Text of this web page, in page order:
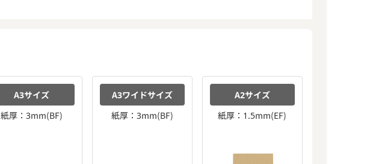
A3サイズ
紙厚：3mm(BF)
A3ワイドサイズ
紙厚：3mm(BF)
A2サイズ
紙厚：1.5mm(EF)